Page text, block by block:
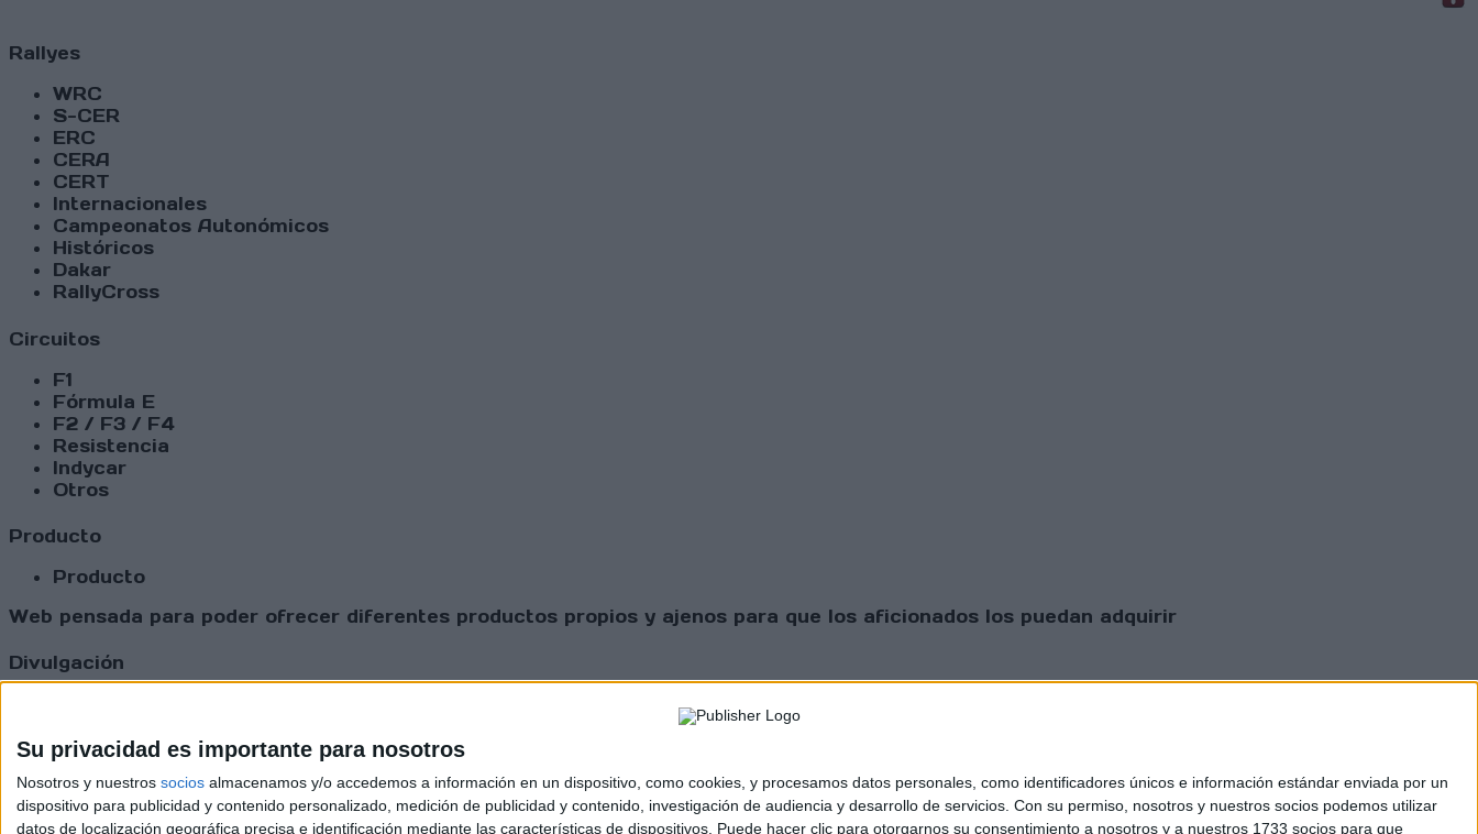
Su privacidad es importante para nosotros
Nosotros y nuestros socios almacenamos y/o accedemos a información en un dispositivo, como cookies, y procesamos datos personales, como identificadores únicos e información estándar enviada por un
dispositivo para publicidad y contenido personalizado, medición de publicidad y contenido, investigación de audiencia y desarrollo de servicios. Con su permiso, nosotros y nuestros socios podemos utilizar
datos de localización geográfica precisa e identificación mediante las características de dispositivos. Puede hacer clic para otorgarnos su consentimiento a nosotros y a nuestros 1733 socios para que
Rallyes
WRC
S-CER
ERC
CERA
CERT
Internacionales
Campeonatos Autonómicos
Históricos
Dakar
RallyCross
Circuitos
F1
Fórmula E
F2 / F3 / F4
Resistencia
Indycar
Otros
Producto
Producto
Web pensada para poder ofrecer diferentes productos propios y ajenos para que los aficionados los puedan adquirir
Divulgación
Comunicados
Vídeos (on boards)
Redes Sociales